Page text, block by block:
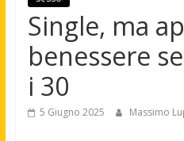
Single, ma
benessere
i 30
5 Giugno 2025 Massimo